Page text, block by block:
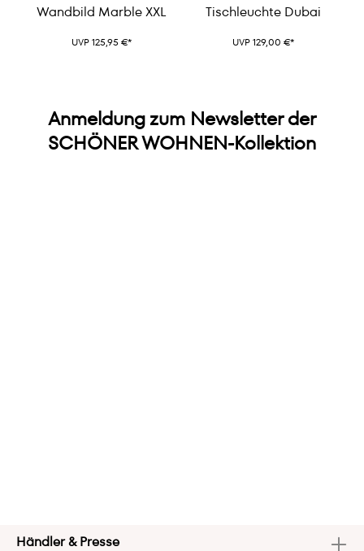
Wandbild Marble XXL
UVP 125,95 €*
Tischleuchte Dubai
UVP 129,00 €*
Anmeldung zum Newsletter der
SCHÖNER WOHNEN-Kollektion
Händler & Presse